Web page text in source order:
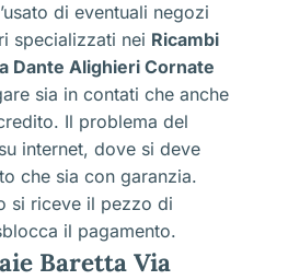
di eventuali negozi
specializzati nei Ricambi
Dante Alighieri Cornate
sia in contati che anche
Il problema del
internet, dove si deve
che sia con garanzia.
si riceve il pezzo di
il pagamento.
Baretta Via